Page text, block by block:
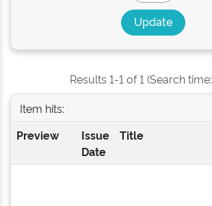
Results 1-1 of 1 (Search
Item hits:
Preview
Issue
Date
Title